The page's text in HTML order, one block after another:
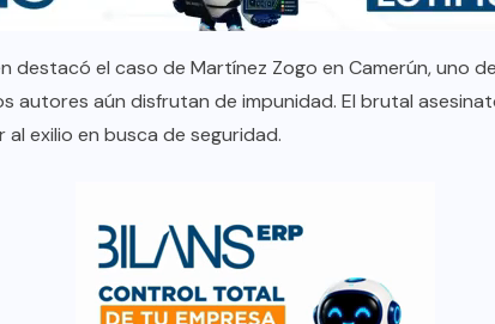
destacó el caso de Martínez Zogo en Camerún, uno
autores aún disfrutan de impunidad. El brutal
exilio en busca de seguridad.